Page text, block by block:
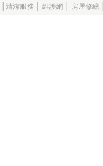
清潔服務 維護網 房屋修繕